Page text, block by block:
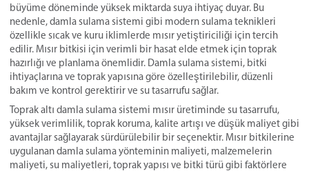
büyüme döneminde yüksek miktarda suya ihtiyaç duyar. Bu
nedenle, damla sulama sistemi gibi modern sulama teknikleri
özellikle sıcak ve kuru iklimlerde mısır yetiştiriciliği için tercih
edilir. Mısır bitkisi için verimli bir hasat elde etmek için toprak
hazırlığı ve planlama önemlidir. Damla sulama sistemi, bitki
ihtiyaçlarına ve toprak yapısına göre özelleştirilebilir, düzenli
bakım ve kontrol gerektirir ve su tasarrufu sağlar.
Toprak altı damla sulama sistemi mısır üretiminde su tasarrufu,
yüksek verimlilik, toprak koruma, kalite artışı ve düşük maliyet gibi
avantajlar sağlayarak sürdürülebilir bir seçenektir. Mısır bitkilerine
uygulanan damla sulama yönteminin maliyeti, malzemelerin
maliyeti, su maliyetleri, toprak yapısı ve bitki türü gibi faktörlere